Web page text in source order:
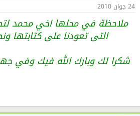
24 جوان 2010
ملاحظة في محلها اخي محمد
التى تعودنا على كتابتها
شكرا لك وبارك الله فيك وفي